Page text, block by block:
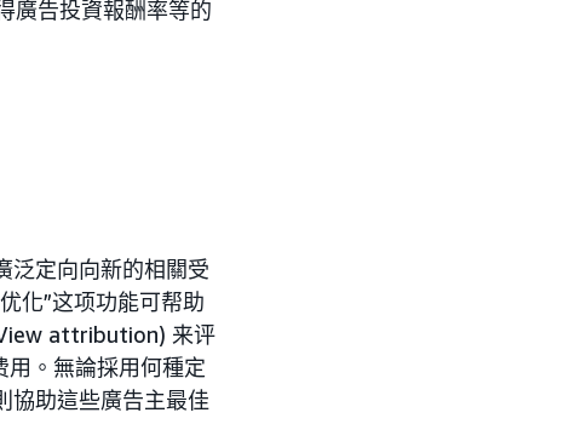
廣告投資報酬率等的
泛定向向新的相關受
化”这项功能可帮助
attribution) 来评
用。無論採用何種定
協助這些廣告主最佳